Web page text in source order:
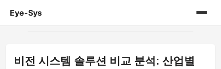
Eye-Sys
게시판
비전 시스템 솔루션 비교 분석: 산업별